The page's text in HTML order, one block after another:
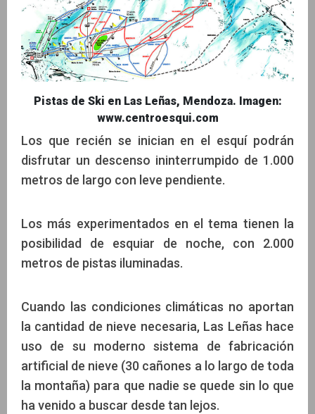
Pistas de Ski en Las Leñas, Mendoza. Imagen:
www.centroesqui.com
Los que recién se inician en el esquí podrán
disfrutar un descenso ininterrumpido de 1.000
metros de largo con leve pendiente.
Los más experimentados en el tema tienen la
posibilidad de esquiar de noche, con 2.000
metros de pistas iluminadas.
Cuando las condiciones climáticas no aportan
la cantidad de nieve necesaria, Las Leñas hace
uso de su moderno sistema de fabricación
artificial de nieve (30 cañones a lo largo de toda
la montaña) para que nadie se quede sin lo que
ha venido a buscar desde tan lejos.